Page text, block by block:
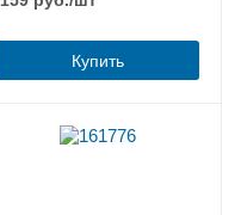
Купить